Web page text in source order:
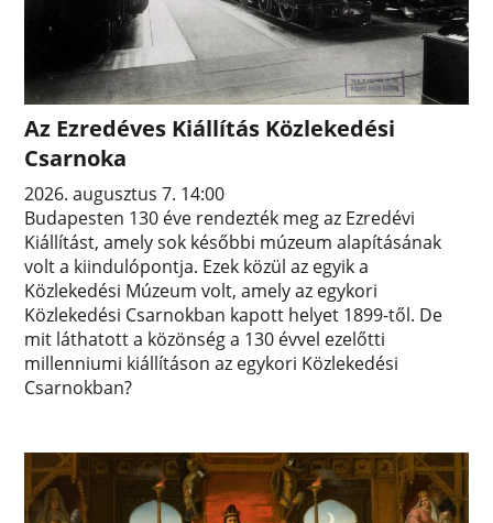
Az Ezredéves Kiállítás Közlekedési
Csarnoka
2026. augusztus 7. 14:00
Budapesten 130 éve rendezték meg az Ezredévi
Kiállítást, amely sok későbbi múzeum alapításának
volt a kiindulópontja. Ezek közül az egyik a
Közlekedési Múzeum volt, amely az egykori
Közlekedési Csarnokban kapott helyet 1899-től. De
mit láthatott a közönség a 130 évvel ezelőtti
millenniumi kiállításon az egykori Közlekedési
Csarnokban?